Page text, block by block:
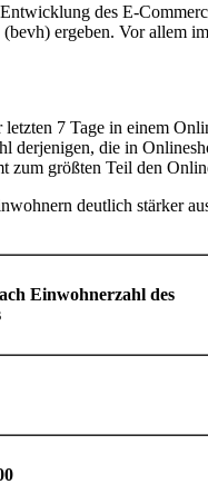
des E-
ergeben. Vor
7 Tage in einem
die in
zum größten Teil den
deutlich stärker
Einwohnerzahl des